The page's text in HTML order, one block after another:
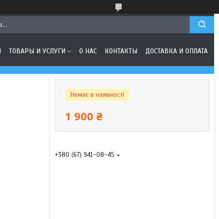
ТОВАРЫ И УСЛУГИ О НАС КОНТАКТЫ ДОСТАВКА И ОПЛАТА
Немає в наявності
1 900 ₴
+380 (67) 941-08-45